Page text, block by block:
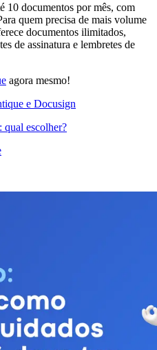
10 documentos por mês, com
quem precisa de mais volume
documentos ilimitados,
de assinatura e lembretes de
agora mesmo!
e Docusign
escolher?